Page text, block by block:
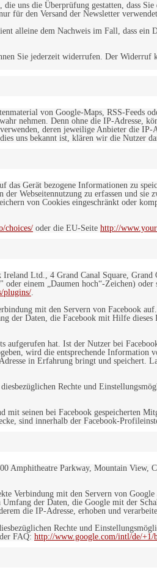
uns die Überprüfung gestatten, dass
für den Versand der Newsletter
alleine dem Nachweis im Fall, dass ein
Sie jederzeit widerrufen. Der
von Google-Maps, RSS-Feeds
nehmen. Denn ohne die IP-Adresse,
deren jeweilige Anbieter die
uns bekannt ist, klären wir die Nutzer
Gerät bezogene Informationen zu
Webseitennutzung zu erfassen und sie
von Cookies eingeschränkt oder
choices/ oder die EU-Seite http://
Ltd., 4 Grand Canal Square,
einem „Daumen hoch“-Zeichen)
plugins/.
mit den Servern von Facebook
der Daten, die Facebook mit Hilfe
hat. Ist der Nutzer bei
wird die entsprechende
in Erfahrung bringt und speichert.
Rechte und
seinen bei Facebook gespeicherten
sind innerhalb der Facebook-
Amphitheatre Parkway, Mountain
Verbindung mit den Servern von
der Daten, die Google mit der
die IP-Adresse, erhoben und
Rechte und
FAQ: http://www.google.com/intl/de/+1/